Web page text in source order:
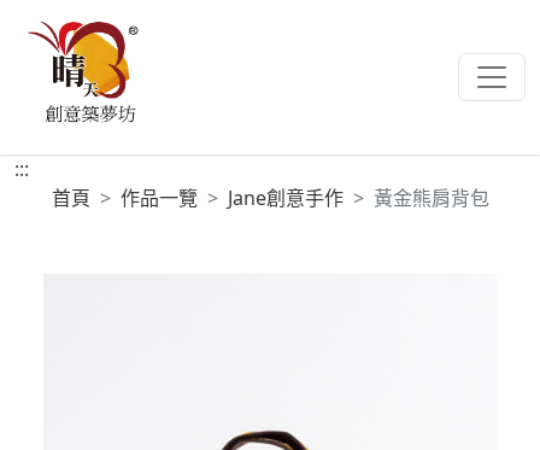
:::
首頁
作品一覽 Jane創意手作 黃金熊肩背包